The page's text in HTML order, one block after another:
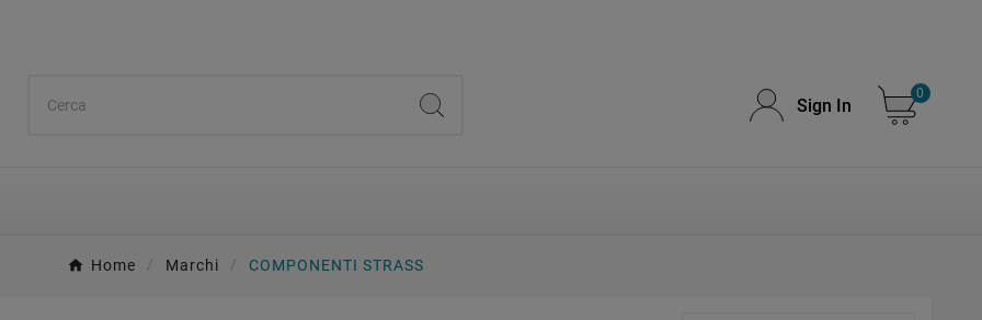
Sign In
0
Home Marchi COMPONENTI STRASS